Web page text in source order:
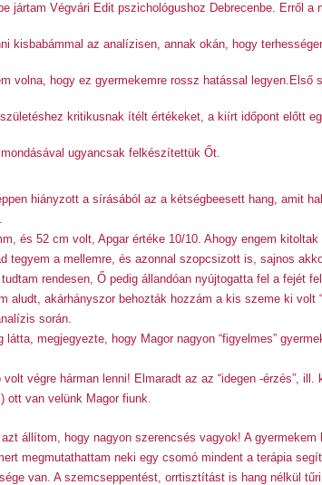
jártam Végvári Edit pszichológushoz Debrecenbe. Erről
kisbabámmal az analízisen, annak okán, hogy
volna, hogy ez gyermekemre rossz hatással legyen. Első
kritikusnak ítélt értékeket, a kiírt időpont előtt
ugyancsak felkészítettük Őt.
hiányzott a sírásából az a kétségbeesett hang, amit
és 52 cm volt, Apgar értéke 10/10. Ahogy engem
tegyem a mellemre, és azonnal szopcsizott is, sajnos
rendesen, Ő pedig állandóan nyújtogatta fel a fejét
aludt, akárhányszor behozták hozzám a kis szeme ki volt
során.
megjegyezte, hogy Magor nagyon “figyelmes”
végre hárman lenni! Elmaradt az az “idegen -érzés”,
ott van velünk Magor fiunk.
állítom, hogy nagyon szerencsés vagyok! A
megmutathattam neki egy csomó mindent a terápia
van. A szemcseppentést, orrtisztítást is hang nélkül